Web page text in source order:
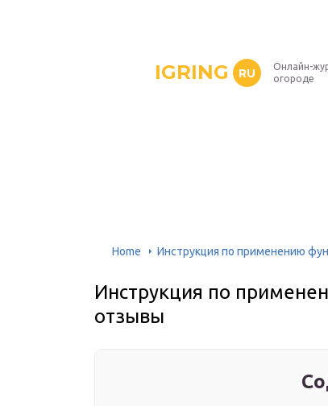
IGRING RU
Онлайн-
огороде
Home Инструкция по применению
Инструкция по
отзывы